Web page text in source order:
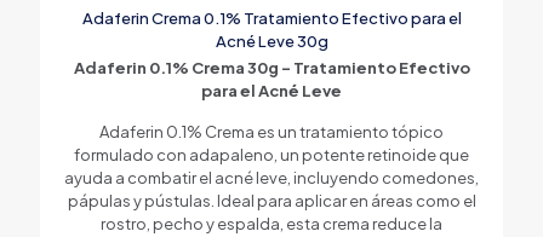
Adaferin Crema 0.1% Tratamiento Efectivo para el
Acné Leve 30g
Adaferin 0.1% Crema 30g – Tratamiento Efectivo
para el Acné Leve
Adaferin 0.1% Crema es un tratamiento tópico
formulado con adapaleno, un potente retinoide que
ayuda a combatir el acné leve, incluyendo comedones,
pápulas y pústulas. Ideal para aplicar en áreas como el
rostro, pecho y espalda, esta crema reduce la